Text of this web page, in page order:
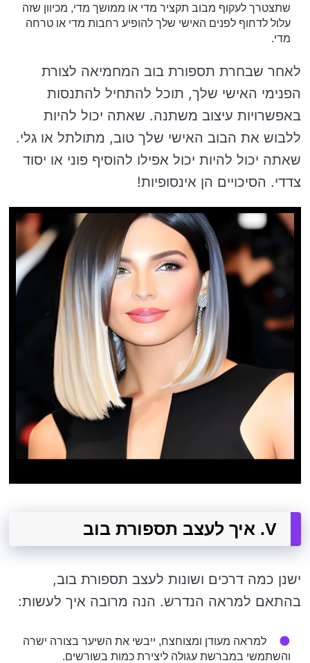
שתצטרך לעקוף מבוב תקציר מדי או ממושך מדי, מכיוון שזה
עלול לדחוף לפנים האישי שלך להופיע רחבות מדי או טרחה
מדי.
לאחר שבחרת תספורת בוב המחמיאה לצורת
הפנימי האישי שלך, תוכל להתחיל להתנסות
באפשרויות עיצוב משתנה. שאתה יכול להיות
ללבוש את הבוב האישי שלך טוב, מתולתל או גלי.
שאתה יכול להיות יכול אפילו להוסיף פוני או יסוד
צדדי. הסיכויים הן אינסופיות!
V. איך לעצב תספורת בוב
ישנן כמה דרכים ושונות לעצב תספורת בוב,
בהתאם למראה הנדרש. הנה מרובה איך לעשות:
למראה מעודן ומצוחצח, ייבשי את השיער בצורה ישרה
והשתמשי במברשת עגולה ליצירת כמות בשורשים.